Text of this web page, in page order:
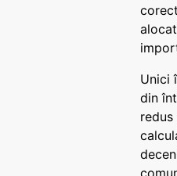
Unici
din